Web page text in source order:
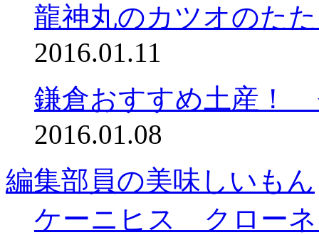
龍神丸のカツオのた
2016.01.11
鎌倉おすすめ土産！
2016.01.08
編集部員の美味しいもん
ケーニヒス クロー